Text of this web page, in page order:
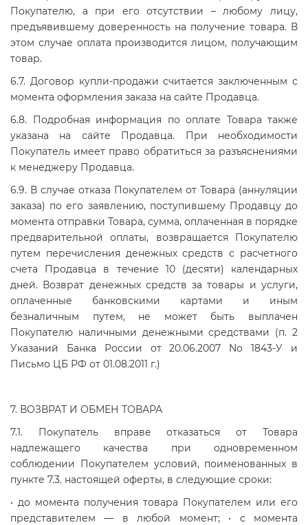
Покупателю, а при его отсутствии – любому лицу,
предъявившему доверенность на получение товара. В
этом случае оплата производится лицом, получающим
товар.
6.7. Договор купли-продажи считается заключенным с
момента оформления заказа на сайте Продавца.
6.8. Подробная информация по оплате Товара также
указана на сайте Продавца. При необходимости
Покупатель имеет право обратиться за разъяснениями
к менеджеру Продавца.
6.9. В случае отказа Покупателем от Товара (аннуляции
заказа) по его заявлению, поступившему Продавцу до
момента отправки Товара, сумма, оплаченная в порядке
предварительной оплаты, возвращается Покупателю
путем перечисления денежных средств с расчетного
счета Продавца в течение 10 (десяти) календарных
дней. Возврат денежных средств за товары и услуги,
оплаченные банковскими картами и иным
безналичным путем, не может быть выплачен
Покупателю наличными денежными средствами (п. 2
Указаний Банка России от 20.06.2007 No 1843-У и
Письмо ЦБ РФ от 01.08.2011 г.)
7. ВОЗВРАТ И ОБМЕН ТОВАРА
7.1. Покупатель вправе отказаться от Товара
надлежащего качества при одновременном
соблюдении Покупателем условий, поименованных в
пункте 7.3. настоящей оферты, в следующие сроки:
• до момента получения товара Покупателем или его
представителем — в любой момент; • с момента